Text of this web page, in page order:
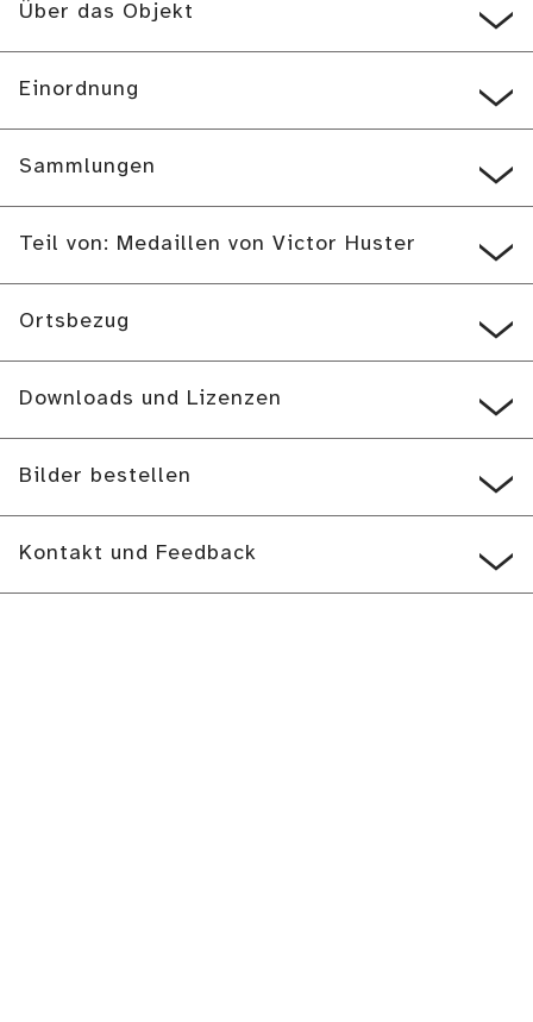
Über das Objekt
Einordnung
Sammlungen
Teil von: Medaillen von Victor Huster
Ortsbezug
Downloads und Lizenzen
Bilder bestellen
Kontakt und Feedback